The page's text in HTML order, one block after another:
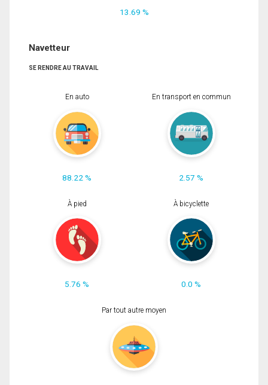
13.69 %
Navetteur
SE RENDRE AU TRAVAIL
En auto
88.22 %
En transport en commun
2.57 %
À pied
5.76 %
À bicyclette
0.0 %
Par tout autre moyen